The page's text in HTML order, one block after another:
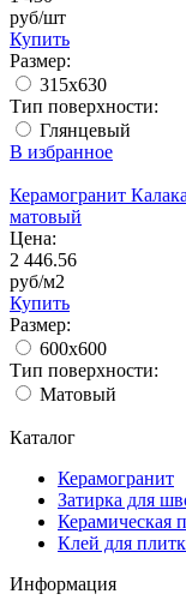
руб/шт
Купить
Размер:
315x630
Тип поверхности:
Глянцевый
В избранное
Керамогранит
матовый
Цена:
2 446.56
руб/м2
Купить
Размер:
600x600
Тип поверхности:
Матовый
Каталог
Керамогранит
Затирка для
Керамическая
Клей для
Информация